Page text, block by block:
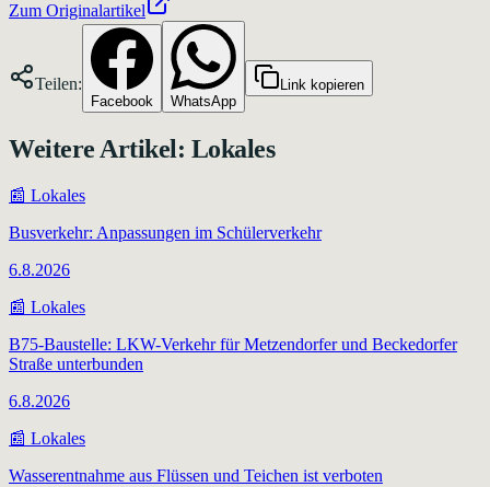
Zum Originalartikel
Teilen:
Facebook WhatsApp
Link kopieren
Weitere Artikel: Lokales
📰 Lokales
Busverkehr: Anpassungen im Schülerverkehr
6.8.2026
📰 Lokales
B75-Baustelle: LKW-Verkehr für Metzendorfer und Beckedorfer
Straße unterbunden
6.8.2026
📰 Lokales
Wasserentnahme aus Flüssen und Teichen ist verboten